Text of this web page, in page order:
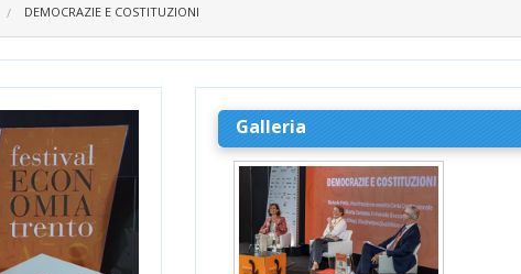
DEMOCRAZIE E COSTITUZIONI
Galleria